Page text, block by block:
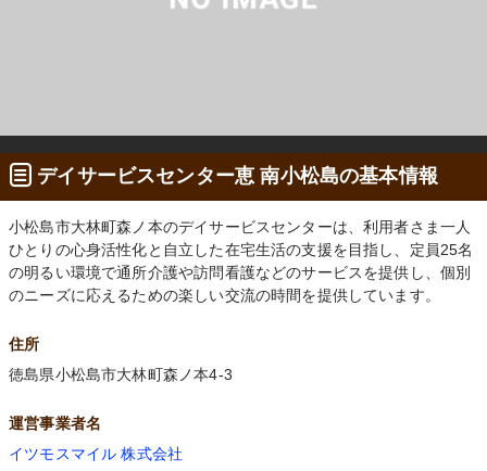
デイサービスセンター恵 南小松島の基本情報
小松島市大林町森ノ本のデイサービスセンターは、利用者さま一人
ひとりの心身活性化と自立した在宅生活の支援を目指し、定員25名
の明るい環境で通所介護や訪問看護などのサービスを提供し、個別
のニーズに応えるための楽しい交流の時間を提供しています。
住所
徳島県小松島市大林町森ノ本4-3
運営事業者名
イツモスマイル 株式会社